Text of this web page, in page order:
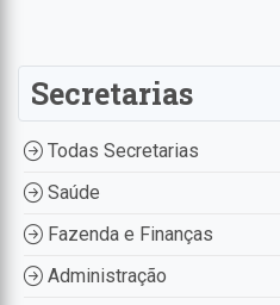
Secretarias
Todas Secretarias
Saúde
Fazenda e Finanças
Administração